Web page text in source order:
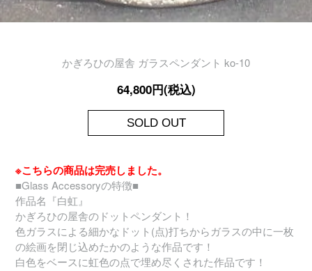
かぎろひの屋舎 ガラスペンダント ko-10
64,800円(税込)
SOLD OUT
※こちらの商品は完売しました。
■Glass Accessoryの特徴■
作品名『白虹』
かぎろひの屋舎のドットペンダント！
色ガラスによる細かなドット(点)打ちからガラスの中に一枚
の絵画を閉じ込めたかのような作品です！
白色をベースに虹色の点で埋め尽くされた作品です！